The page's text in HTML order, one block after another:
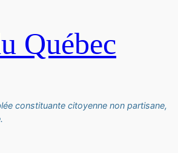
Québec
constituante citoyenne non partisane,